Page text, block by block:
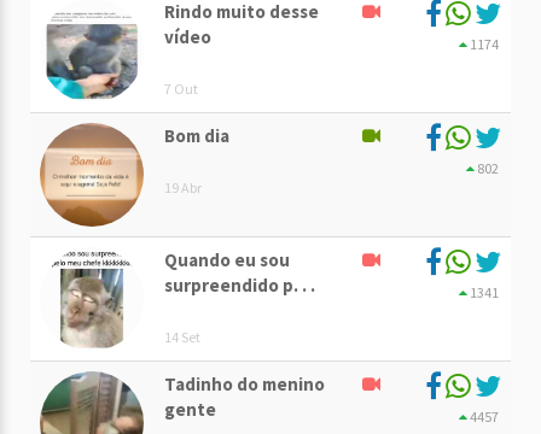
Rindo muito desse
vídeo
7 Out
1174
Bom dia
19 Abr
802
Quando eu sou
surpreendido p. . .
14 Set
1341
Tadinho do menino
gente
4457